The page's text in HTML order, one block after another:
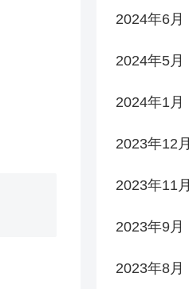
2024年6月
2024年5月
2024年1月
2023年12月
2023年11月
2023年9月
2023年8月